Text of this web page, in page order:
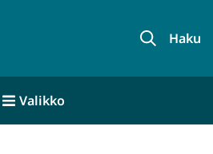
Haku
Valikko